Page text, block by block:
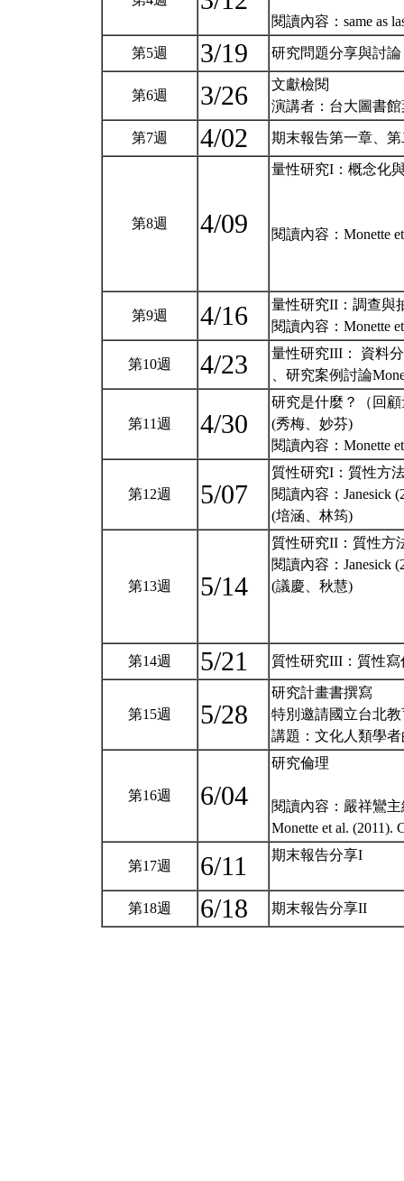
閱讀內容：same as
第5週 3/19 研究問題分享與討
第6週 3/26
文獻檢閱
演講者：台大圖書
第7週 4/02 期末報告第一章、
第8週 4/09
量性研究I：概念化
閱讀內容：Monette
第9週 4/16
量性研究II：調查與
閱讀內容：Monette
第10週 4/23
量性研究III： 資料
、研究案例討論
第11週 4/30
研究是什麼？（回
(秀梅、妙芬)
閱讀內容：Monette
第12週 5/07
質性研究I：質性方
閱讀內容：Janesick
(培涵、林筠)
第13週 5/14
質性研究II：質性方
閱讀內容：Janesick
(議慶、秋慧)
第14週 5/21 質性研究III：質性寫
第15週 5/28
研究計畫書撰寫
特別邀請國立台北
講題：文化人類學
第16週 6/04
研究倫理
閱讀內容：嚴祥鸞
Monette et al. (2011).
第17週 6/11 期末報告分享I
第18週 6/18 期末報告分享II